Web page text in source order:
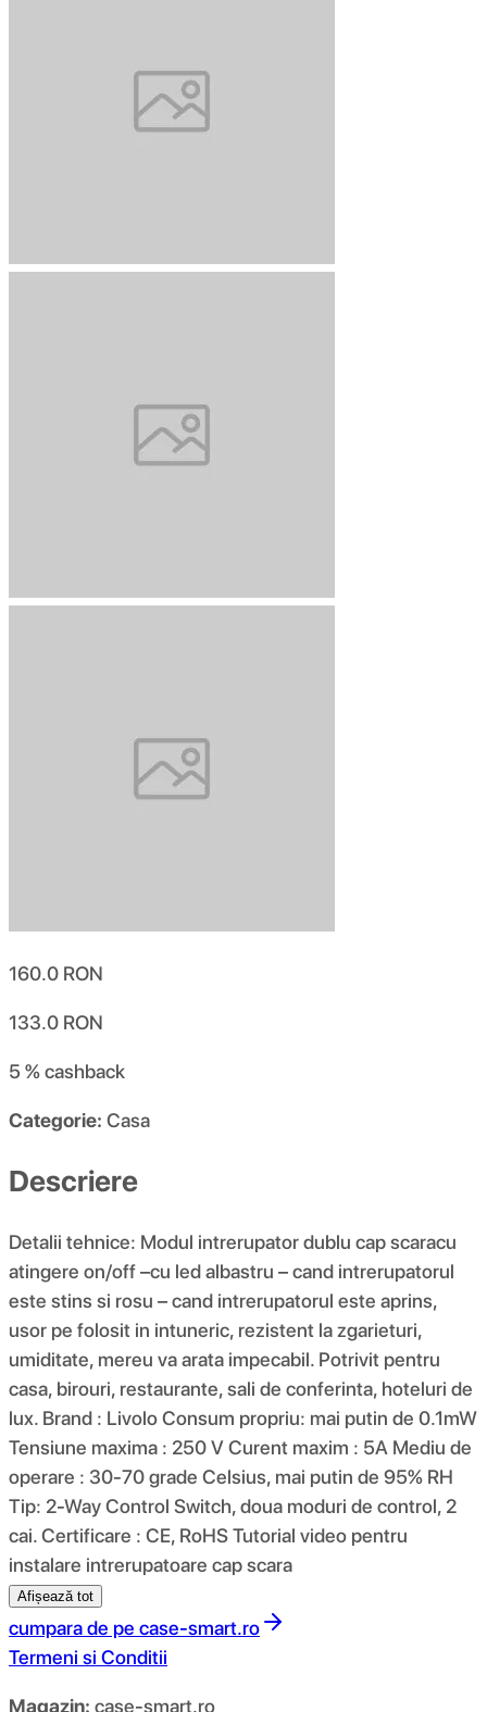
160.0 RON
133.0 RON
5 %cashback
Categorie: Casa
Descriere
Detalii tehnice: Modul intrerupator dublu cap scaracu
atingere on/off –cu led albastru – cand intrerupatorul
este stins si rosu – cand intrerupatorul este aprins,
usor pe folosit in intuneric, rezistent la zgarieturi,
umiditate, mereu va arata impecabil. Potrivit pentru
casa, birouri, restaurante, sali de conferinta, hoteluri de
lux. Brand : Livolo Consum propriu: mai putin de 0.1mW
Tensiune maxima : 250 V Curent maxim : 5A Mediu de
operare : 30-70 grade Celsius, mai putin de 95% RH
Tip: 2-Way Control Switch, doua moduri de control, 2
cai. Certificare : CE, RoHS Tutorial video pentru
instalare intrerupatoare cap scara
Afișează tot
cumpara de pe case-smart.ro
Termeni si Conditii
Magazin: case-smart.ro